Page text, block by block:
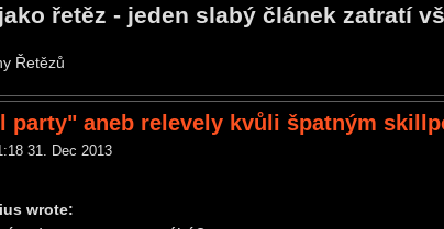
řetěz - jeden slabý článek zatratí
Řetězů
party" aneb relevely kvůli špatným
31. Dec 2013
wrote: